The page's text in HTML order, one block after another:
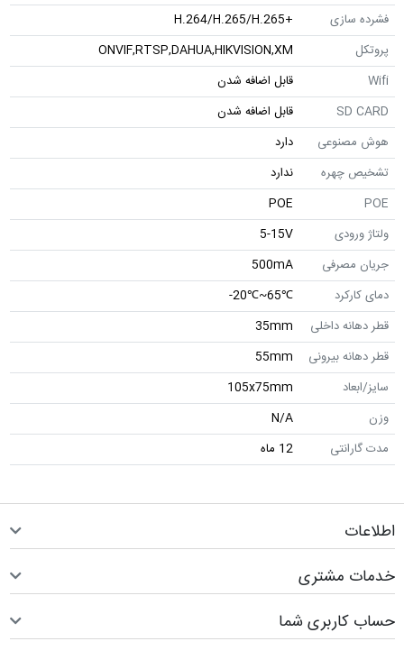
فشرده سازی
+H.264/H.265/H.265
پروتکل
ONVIF,RTSP,DAHUA,HIKVISION,XM
Wifi
قابل اضافه شدن
SD CARD
قابل اضافه شدن
هوش مصنوعی
دارد
تشخیص چهره
ندارد
POE
POE
ولتاژ ورودی
5-15V
جریان مصرفی
500mA
دمای کارکرد
℃65~℃20-
قطر دهانه داخلی
35mm
قطر دهانه بیرونی
55mm
سایز/ابعاد
105x75mm
وزن
N/A
مدت گارانتی
12 ماه
اطلاعات
خدمات مشتری
حساب کاربری شما